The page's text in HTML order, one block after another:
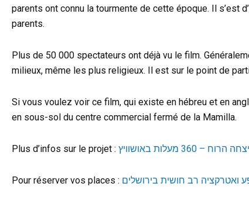
parents ont connu la tourmente de cette époque. Il s’est
parents.
Plus de 50 000 spectateurs ont déjà vu le film.
milieux, même les plus religieux. Il est sur le point de
Si vous voulez voir ce film, qui existe en hébreu et en
en sous-sol du centre commercial fermé de la Mamilla.
Plus d’infos sur le projet :
Pour réserver vos places :